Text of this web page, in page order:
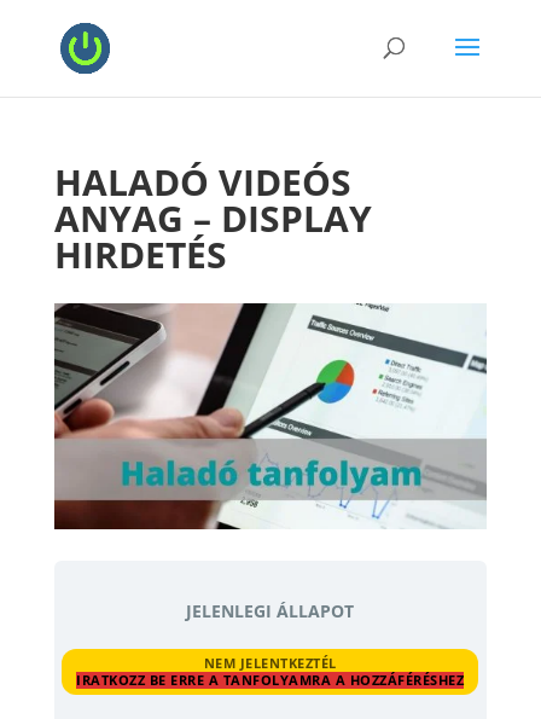
HALADÓ VIDEÓS
ANYAG – DISPLAY
HIRDETÉS
JELENLEGI ÁLLAPOT
NEM JELENTKEZTÉL
IRATKOZZ BE ERRE A TANFOLYAMRA A HOZZÁFÉRÉSHEZ